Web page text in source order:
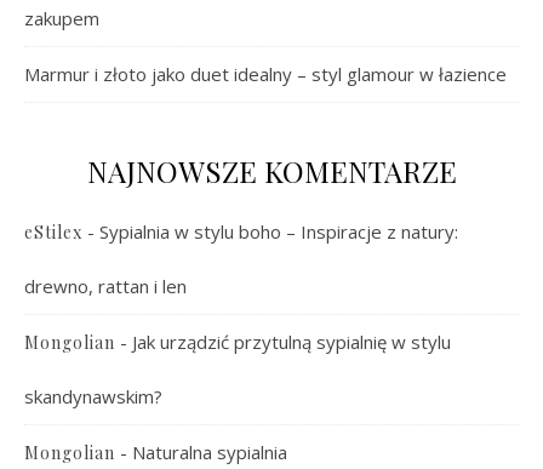
zakupem
Marmur i złoto jako duet idealny – styl glamour w łazience
NAJNOWSZE KOMENTARZE
eStilex - Sypialnia w stylu boho – Inspiracje z natury:
drewno, rattan i len
Mongolian - Jak urządzić przytulną sypialnię w stylu
skandynawskim?
Mongolian - Naturalna sypialnia